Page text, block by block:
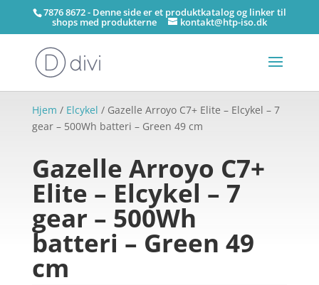
7876 8672 - Denne side er et produktkatalog og linker til
shops med produkterne kontakt@htp-iso.dk
Hjem / Elcykel / Gazelle Arroyo C7+ Elite – Elcykel – 7
gear – 500Wh batteri – Green 49 cm
Gazelle Arroyo C7+
Elite – Elcykel – 7
gear – 500Wh
batteri – Green 49
cm